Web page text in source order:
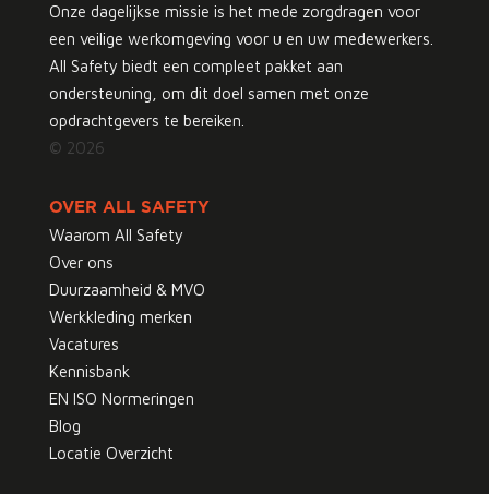
Onze dagelijkse missie is het mede zorgdragen voor
een veilige werkomgeving voor u en uw medewerkers.
All Safety biedt een compleet pakket aan
ondersteuning, om dit doel samen met onze
opdrachtgevers te bereiken.
© 2026
OVER ALL SAFETY
Waarom All Safety
Over ons
Duurzaamheid & MVO
Werkkleding merken
Vacatures
Kennisbank
EN ISO Normeringen
Blog
Locatie Overzicht